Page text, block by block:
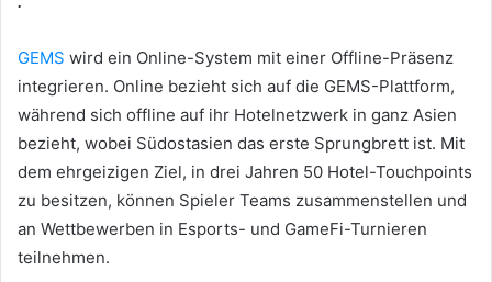
GEMS wird ein Online-System mit einer Offline-Präsenz
integrieren. Online bezieht sich auf die GEMS-Plattform,
während sich offline auf ihr Hotelnetzwerk in ganz Asien
bezieht, wobei Südostasien das erste Sprungbrett ist. Mit
dem ehrgeizigen Ziel, in drei Jahren 50 Hotel-Touchpoints
zu besitzen, können Spieler Teams zusammenstellen und
an Wettbewerben in Esports- und GameFi-Turnieren
teilnehmen.